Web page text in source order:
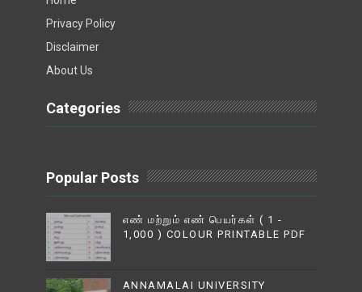
Privacy Policy
Disclaimer
About Us
Categories
Popular Posts
எண் மற்றும் எண் பெயர்கள் ( 1 -
1,000 ) COLOUR PRINTABLE PDF
ANNAMALAI UNIVERSITY